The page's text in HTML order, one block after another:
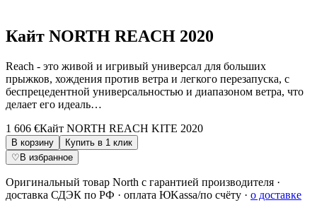
Кайт NORTH REACH 2020
Reach - это живой и игривый универсал для больших
прыжков, хождения против ветра и легкого перезапуска, с
беспрецедентной универсальностью и диапазоном ветра, что
делает его идеаль…
1 606 €Кайт NORTH REACH KITE 2020
В корзину
Купить в 1 клик
♡ В избранное
Оригинальный товар North с гарантией производителя ·
доставка СДЭК по РФ · оплата ЮKassa/по счёту · о доставке